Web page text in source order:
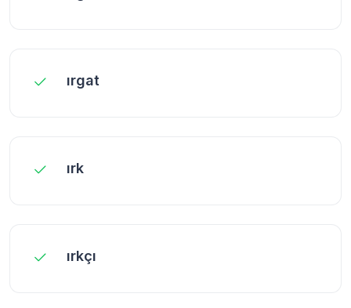
ırgat
ırk
ırkçı